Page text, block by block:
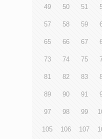
49 50 51
57 58 59
65 66 67
73 74 75
81 82 83
89 90 91
97 98 99
105 106 107